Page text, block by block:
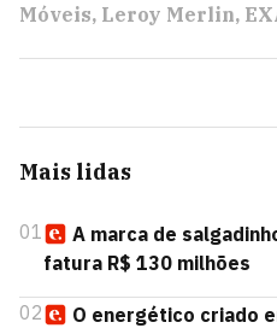
Móveis Leroy Merlin
Mais lidas
01
A marca de
fatura R$ 130 milhões
02
O energético criado